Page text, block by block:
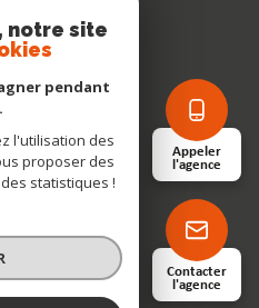
Appeler
l'agence
Contacter
l'agence
notre site
pendant
l'utilisation des
proposer des
statistiques !